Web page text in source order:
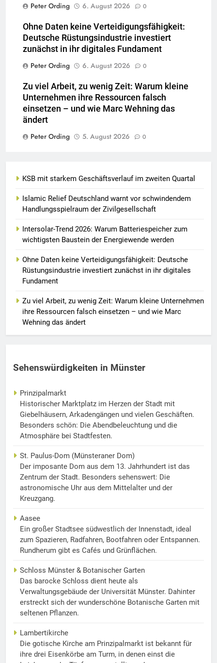
Peter Ording
6. August 2026 0
Ohne Daten keine Verteidigungsfähigkeit:
Deutsche Rüstungsindustrie investiert
zunächst in ihr digitales Fundament
Peter Ording
6. August 2026 0
Zu viel Arbeit, zu wenig Zeit: Warum kleine
Unternehmen ihre Ressourcen falsch
einsetzen – und wie Marc Wehning das
ändert
Peter Ording
5. August 2026 0
KSB mit starkem Geschäftsverlauf im zweiten Quartal
Islamic Relief Deutschland warnt vor schwindendem
Handlungsspielraum der Zivilgesellschaft
Intersolar-Trend 2026: Warum Batteriespeicher zum
wichtigsten Baustein der Energiewende werden
Ohne Daten keine Verteidigungsfähigkeit: Deutsche
Rüstungsindustrie investiert zunächst in ihr digitales
Fundament
Zu viel Arbeit, zu wenig Zeit: Warum kleine Unternehmen
ihre Ressourcen falsch einsetzen – und wie Marc
Wehning das ändert
Sehenswürdigkeiten in Münster
Prinzipalmarkt
Historischer Marktplatz im Herzen der Stadt mit
Giebelhäusern, Arkadengängen und vielen Geschäften.
Besonders schön: Die Abendbeleuchtung und die
Atmosphäre bei Stadtfesten.
St. Paulus-Dom (Münsteraner Dom)
Der imposante Dom aus dem 13. Jahrhundert ist das
Zentrum der Stadt. Besonders sehenswert: Die
astronomische Uhr aus dem Mittelalter und der
Kreuzgang.
Aasee
Ein großer Stadtsee südwestlich der Innenstadt, ideal
zum Spazieren, Radfahren, Bootfahren oder Entspannen.
Rundherum gibt es Cafés und Grünflächen.
Schloss Münster & Botanischer Garten
Das barocke Schloss dient heute als
Verwaltungsgebäude der Universität Münster. Dahinter
erstreckt sich der wunderschöne Botanische Garten mit
seltenen Pflanzen.
Lambertikirche
Die gotische Kirche am Prinzipalmarkt ist bekannt für
ihre drei Eisenkörbe am Turm, in denen einst die